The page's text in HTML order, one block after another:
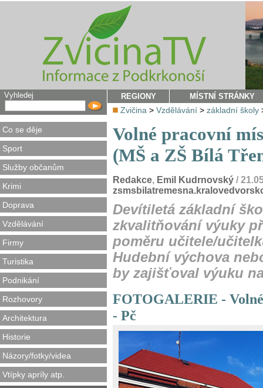
Vyhledej
Co se děje
Sport
Služby občanům
Krimi
Doprava
Vzdělávání
Firmy
Turistika
Podnikání
Rozhovory
Architektura
Historie
Názory/fotky/videa
Vtípky apríly atp.
REGIONY MÍSTNÍ STRÁNKY
Zvičina > Vzdělávání > základní školy
Volné pracovní
(MŠ a ZŠ Bílá
Redakce, Emil Kudrnovský /
Devítiletá základní
zkvalitňování výuky
poměru učitele/
Hudební výchova
by zajišťoval výuku
FOTOGALERIE -
- Pč